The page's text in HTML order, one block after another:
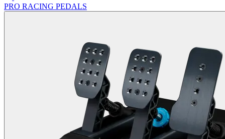
PRO RACING PEDALS